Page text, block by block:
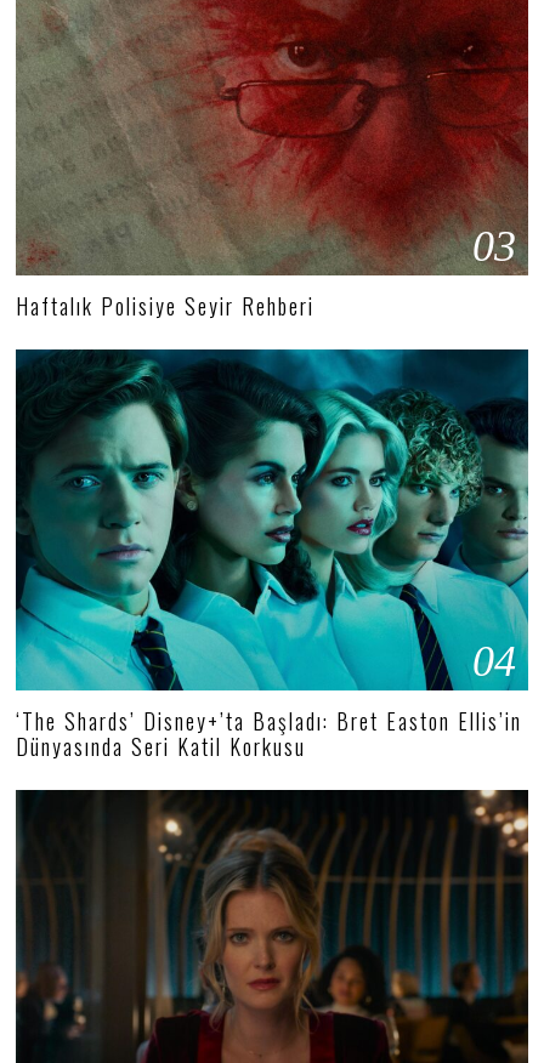
03
Haftalık Polisiye Seyir Rehberi
04
‘The Shards’ Disney+’ta Başladı: Bret Easton Ellis’in
Dünyasında Seri Katil Korkusu